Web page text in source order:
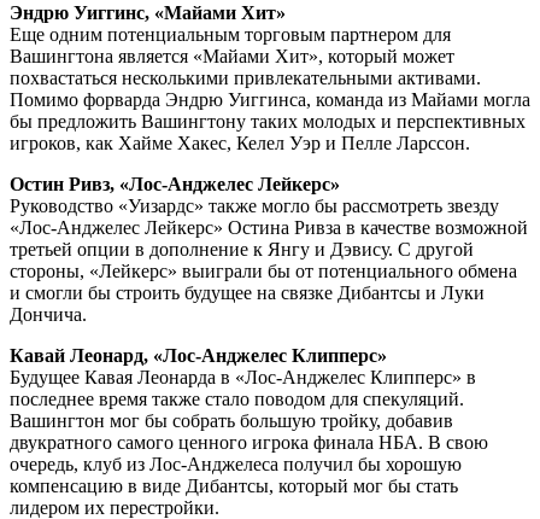
Эндрю Уиггинс, «Майами Хит»
Еще одним потенциальным торговым партнером для
Вашингтона является «Майами Хит», который может
похвастаться несколькими привлекательными активами.
Помимо форварда Эндрю Уиггинса, команда из Майами могла
бы предложить Вашингтону таких молодых и перспективных
игроков, как Хайме Хакес, Келел Уэр и Пелле Ларссон.
Остин Ривз, «Лос-Анджелес Лейкерс»
Руководство «Уизардс» также могло бы рассмотреть звезду
«Лос-Анджелес Лейкерс» Остина Ривза в качестве возможной
третьей опции в дополнение к Янгу и Дэвису. С другой
стороны, «Лейкерс» выиграли бы от потенциального обмена
и смогли бы строить будущее на связке Дибантсы и Луки
Дончича.
Кавай Леонард, «Лос-Анджелес Клипперс»
Будущее Кавая Леонарда в «Лос-Анджелес Клипперс» в
последнее время также стало поводом для спекуляций.
Вашингтон мог бы собрать большую тройку, добавив
двукратного самого ценного игрока финала НБА. В свою
очередь, клуб из Лос-Анджелеса получил бы хорошую
компенсацию в виде Дибантсы, который мог бы стать
лидером их перестройки.